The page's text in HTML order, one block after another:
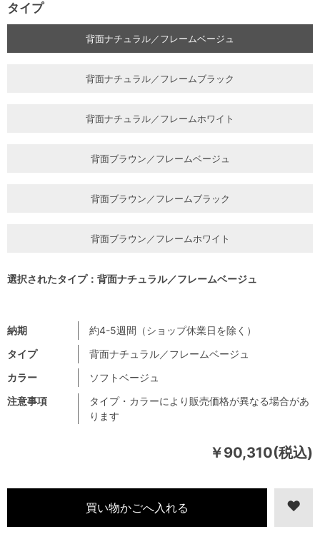
￥90,310(税込)
注意事項
タイプ・カラーにより販売価格が異なる場合があ
ります
納期
約4-5週間（ショップ休業日を除く）
タイプ
背面ナチュラル／フレームベージュ
カラー
ソフトベージュ
タイプ
背面ナチュラル／フレームベージュ
背面ナチュラル／フレームブラック
背面ナチュラル／フレームホワイト
背面ブラウン／フレームベージュ
背面ブラウン／フレームブラック
背面ブラウン／フレームホワイト
選択されたタイプ：背面ナチュラル／フレームベージュ